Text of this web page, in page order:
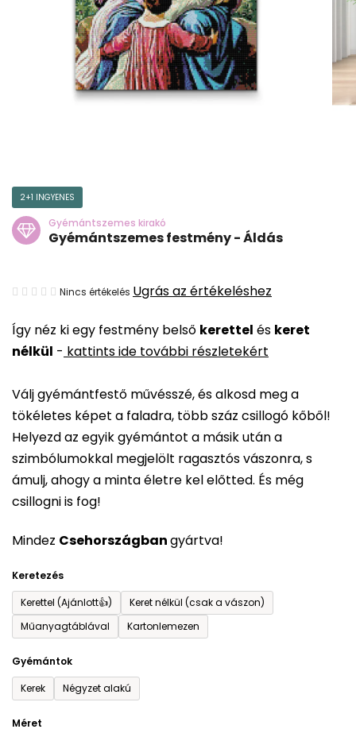
Így néz ki egy festmény belső kerettel és keret
nélkül - kattints ide további részletekért
Válj gyémántfestő művésszé, és alkosd meg a
tökéletes képet a faladra, több száz csillogó kőből!
Helyezd az egyik gyémántot a másik után a
szimbólumokkal megjelölt ragasztós vászonra, s
ámulj, ahogy a minta életre kel előtted. És még
csillogni is fog!
Mindez Csehországbangyártva!
Keretezés
Kerettel (Ajánlott👍)
Keret nélkül (csak a vászon)
Műanyagtáblával
Kartonlemezen
Gyémántok
Kerek
Négyzet alakú
Méret
2+1 INGYENES
Gyémántszemes kirakó
Gyémántszemes festmény - Áldás
A
átlagos
értékelése
ből
0,0
csillag.
Nincs értékelés Ugrás az értékeléshez